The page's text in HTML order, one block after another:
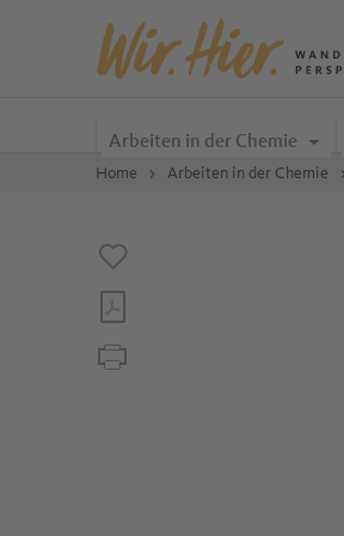
Zum Inhalt springen
Arbeiten in der Chemie
Home Arbeiten in der Chemie